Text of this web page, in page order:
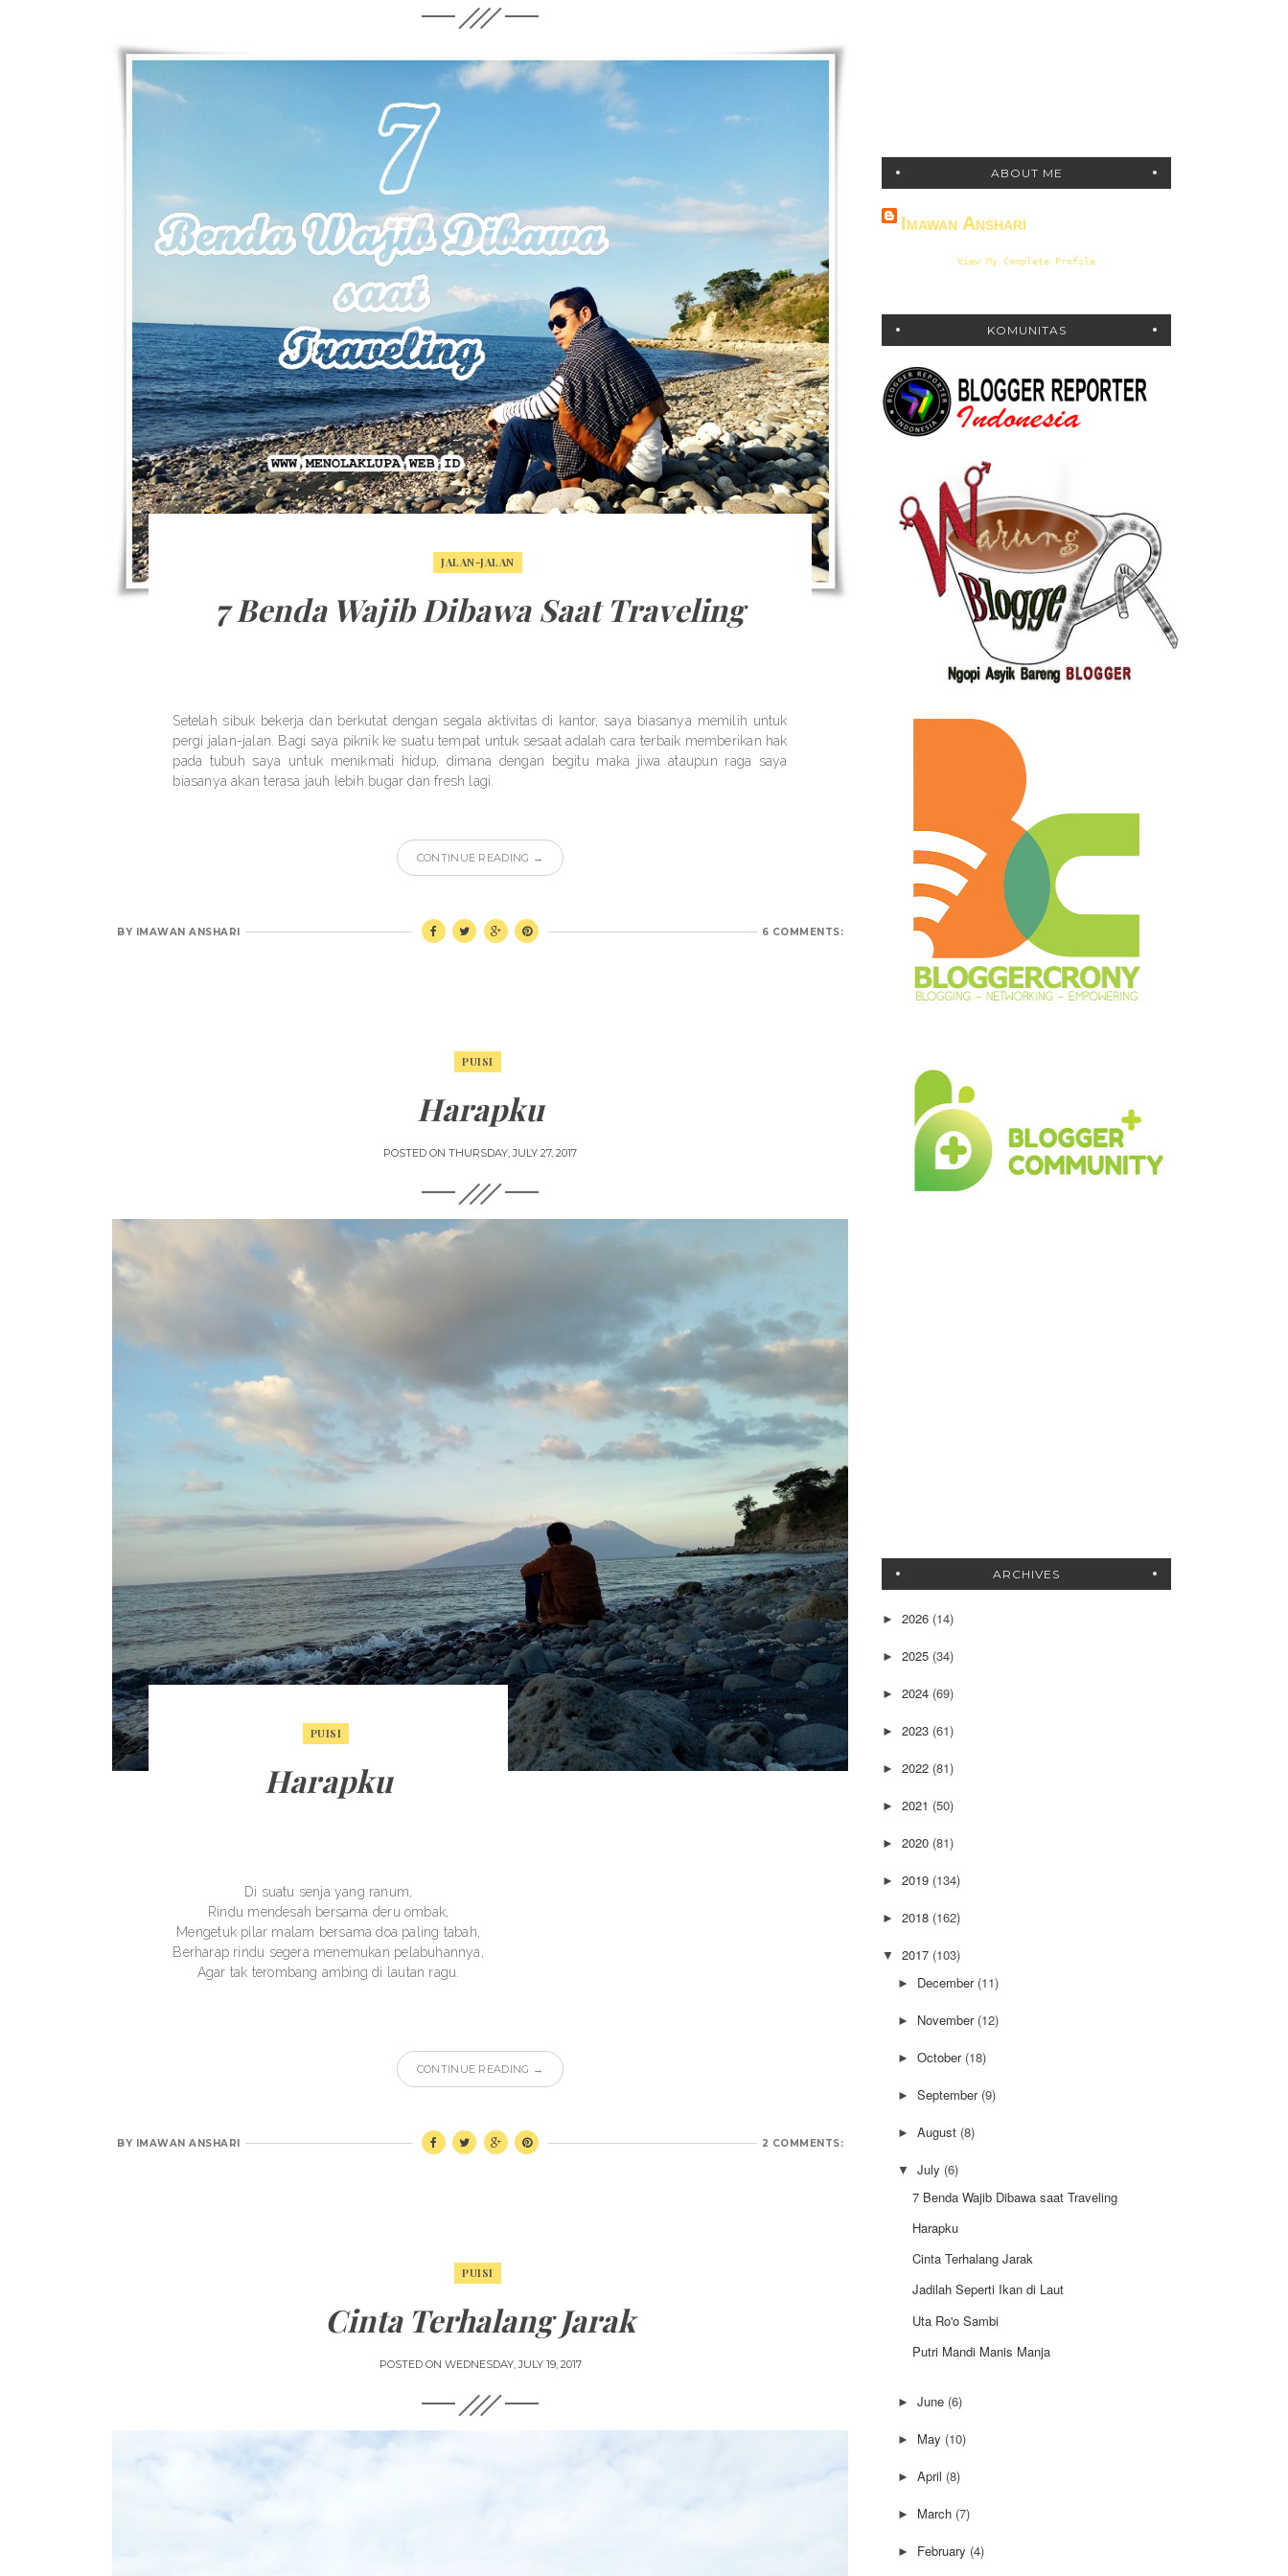
JALAN-JALAN
7 Benda Wajib Dibawa Saat Traveling
Setelah sibuk bekerja dan berkutat dengan segala aktivitas di kantor, saya biasanya memilih untuk
pergi jalan-jalan. Bagi saya piknik ke suatu tempat untuk sesaat adalah cara terbaik memberikan hak
pada tubuh saya untuk menikmati hidup, dimana dengan begitu maka jiwa ataupun raga saya
biasanya akan terasa jauh lebih bugar dan fresh lagi.
CONTINUE READING →
6 COMMENTS:
BY IMAWAN ANSHARI
PUISI
Harapku
POSTED ON THURSDAY, JULY 27, 2017
PUISI
Harapku
Di suatu senja yang ranum,
Rindu mendesah bersama deru ombak,
Mengetuk pilar malam bersama doa paling tabah,
Berharap rindu segera menemukan pelabuhannya,
Agar tak terombang ambing di lautan ragu.
CONTINUE READING →
2 COMMENTS:
BY IMAWAN ANSHARI
PUISI
Cinta Terhalang Jarak
POSTED ON WEDNESDAY, JULY 19, 2017
ABOUT ME
Imawan Anshari
View My Complete Profile
KOMUNITAS
ARCHIVES
► 2026 (14)
► 2025 (34)
► 2024 (69)
► 2023 (61)
► 2022 (81)
► 2021 (50)
► 2020 (81)
► 2019 (134)
► 2018 (162)
▼ 2017 (103)
► December (11)
► November (12)
► October (18)
► September (9)
► August (8)
▼ July (6)
7 Benda Wajib Dibawa saat Traveling
Harapku
Cinta Terhalang Jarak
Jadilah Seperti Ikan di Laut
Uta Ro'o Sambi
Putri Mandi Manis Manja
► June (6)
► May (10)
► April (8)
► March (7)
► February (4)